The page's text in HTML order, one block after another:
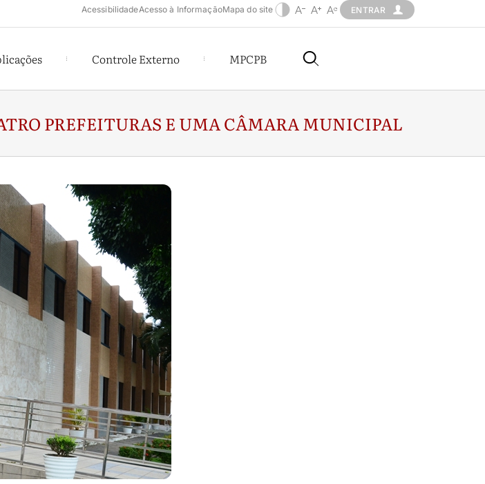
AcessibilidadeAcesso à InformaçãoMapa do site ENTRAR
Controle Externo MPCPB
PREFEITURAS E UMA CÂMARA MUNICIPAL